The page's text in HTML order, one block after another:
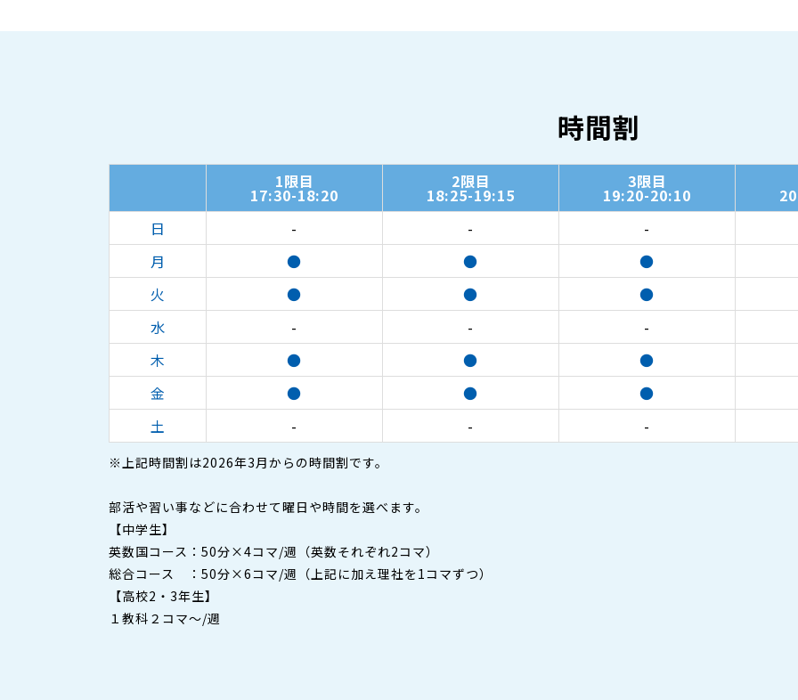
時間割
1限目
17:30-18:20
2限目
18:25-19:15
3限目
19:20-20:10
日
- -
-
月
● ●
●
火
● ●
●
水
- -
-
木
● ●
●
金
● ●
●
土
- - -
※上記時間割は2026年3月からの時間割です。
部活や習い事などに合わせて曜日や時間を選べます。
【中学生】
英数国コース：50分×4コマ/週（英数それぞれ2コマ）
総合コース ：50分×6コマ/週（上記に加え理社を1コマずつ）
【高校2・3年生】
１教科２コマ～/週